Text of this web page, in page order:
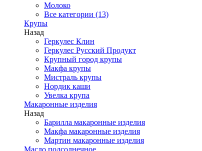
Молоко
Все категории (13)
Крупы
Назад
Геркулес Клин
Геркулес Русский Продукт
Крупный город крупы
Макфа крупы
Мистраль крупы
Нордик каши
Увелка крупа
Макаронные изделия
Назад
Барилла макаронные изделия
Макфа макаронные изделия
Мартин макаронные изделия
Масло подсолнечное